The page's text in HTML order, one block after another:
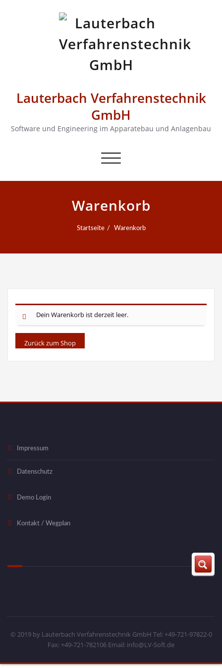
Lauterbach Verfahrenstechnik
GmbH
Software und Engineering im Apparatebau und Anlagenbau
Schalte
Warenkorb
Startseite Warenkorb
Dein Warenkorb ist derzeit leer.
Zurück zum Shop
Impressum
Datenschutz
Demo Login
Kontakt / Wegplan
© 2019 by Lauterbach Verfahrenstechnik GmbH Tel: +49-721-97822-0
Fax: +49-721-782106 Email: info@LV-Soft.de